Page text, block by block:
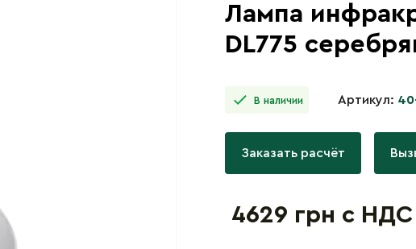
Лампа
DL775
В наличии Артикул:
Заказать расчёт
4629 грн с НДС